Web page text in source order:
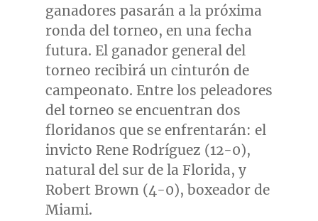
ganadores pasarán a la próxima
ronda del torneo, en una fecha
futura. El ganador general del
torneo recibirá un cinturón de
campeonato. Entre los peleadores
del torneo se encuentran dos
floridanos que se enfrentarán: el
invicto Rene Rodríguez (12-0),
natural del sur de la Florida, y
Robert Brown (4-0), boxeador de
Miami.